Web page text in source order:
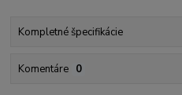
Kompletné špecifikácie
Komentáre 0